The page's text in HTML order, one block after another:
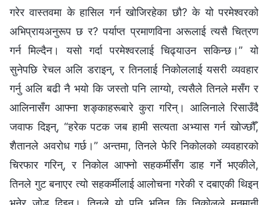
गरेर वास्तवमा के हासिल गर्न खोजिरहेका छौ? के यो परमेश्‍वरको
अभिप्रायअनुरूप छ र? पर्याप्त प्रमाणविना अरूलाई त्यसै चित्रण
गर्न मिल्दैन। यसो गर्दा परमेश्‍वरलाई चिढ्याउन सकिन्छ।” यो
सुनेपछि रेचल अलि डराइन्, र तिनलाई निकोललाई यसरी व्यवहार
गर्नु अलि बढी नै भयो कि जस्तो पनि लाग्यो, त्यसैले तिनले मसँग र
आलिनासँग आफ्ना शङ्काहरूबारे कुरा गरिन्। आलिनाले रिसाउँदै
जवाफ दिइन्, “हरेक पटक जब हामी सत्यता अभ्यास गर्न खोज्छौँ,
शैतानले अवरोध गर्छ।” अन्तमा, तिनले फेरि निकोलको व्यवहारको
चिरफार गरिन्, र निकोल आफ्नो सहकर्मीसँग डाह गर्ने भएकीले,
तिनले गुट बनाएर त्यो सहकर्मीलाई आलोचना गरेकी र दबाएकी थिइन्